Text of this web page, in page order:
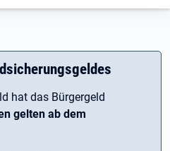
hat das Bürgergeld
gelten ab dem